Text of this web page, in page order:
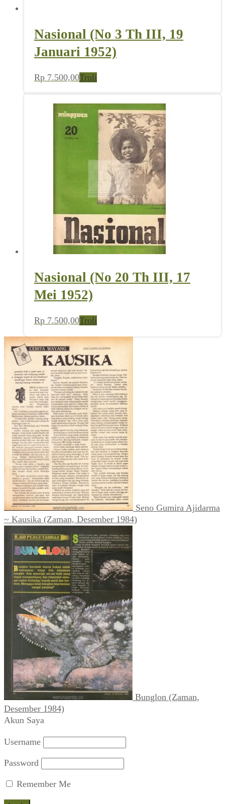
Nasional (No 3 Th III, 19
Januari 1952)
Rp 7.500,00Troli
Nasional (No 20 Th III, 17
Mei 1952)
Rp 7.500,00Troli
Seno Gumira Ajidarma
~ Kausika (Zaman, Desember 1984)
Bunglon (Zaman,
Desember 1984)
Akun Saya
Username
Password
Remember Me